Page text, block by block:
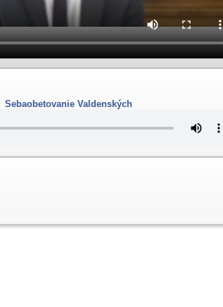
Sebaobetovanie Valdenských